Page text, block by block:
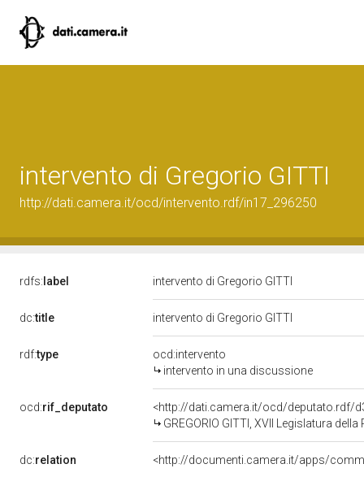
intervento di Gregorio GITTI
http://dati.camera.it/ocd/intervento.rdf/in17_296250
rdfs: label intervento di Gregorio GITTI
dc:title intervento di Gregorio GITTI
rdf:type
ocd:intervento
intervento in una discussione
ocd:rif_deputato
<http://dati.camera.it/ocd/deputato.rdf/
GREGORIO GITTI, XVII Legislatura
dc:relation